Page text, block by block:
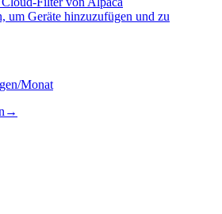
um Geräte hinzuzufügen und zu
Monat
→